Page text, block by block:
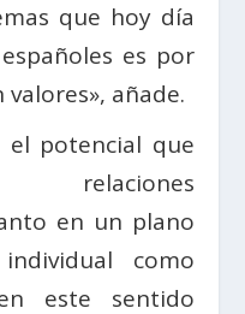
que hoy día
es por
añade.
el potencial que
en un plano
como
este sentido